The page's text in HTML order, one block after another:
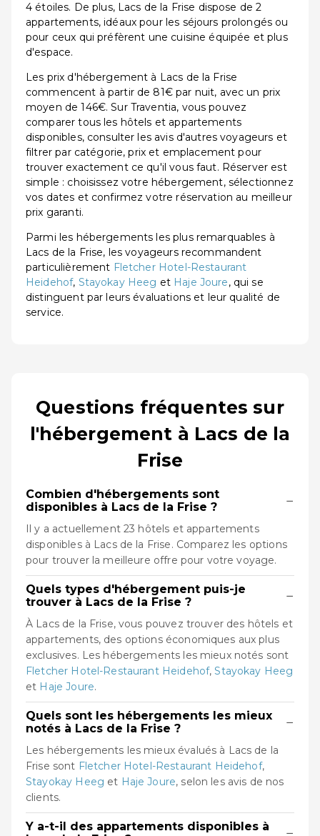
4 étoiles. De plus, Lacs de la Frise dispose de 2
appartements, idéaux pour les séjours prolongés ou
pour ceux qui préfèrent une cuisine équipée et plus
d'espace.
Les prix d'hébergement à Lacs de la Frise
commencent à partir de 81€ par nuit, avec un prix
moyen de 146€. Sur Traventia, vous pouvez
comparer tous les hôtels et appartements
disponibles, consulter les avis d'autres voyageurs et
filtrer par catégorie, prix et emplacement pour
trouver exactement ce qu'il vous faut. Réserver est
simple : choisissez votre hébergement, sélectionnez
vos dates et confirmez votre réservation au meilleur
prix garanti.
Parmi les hébergements les plus remarquables à
Lacs de la Frise, les voyageurs recommandent
particulièrement Fletcher Hotel-Restaurant
Heidehof, Stayokay Heeg et Haje Joure, qui se
distinguent par leurs évaluations et leur qualité de
service.
Questions fréquentes sur
l'hébergement à Lacs de la
Frise
Combien d'hébergements sont
disponibles à Lacs de la Frise ?
−
Il y a actuellement 23 hôtels et appartements
disponibles à Lacs de la Frise. Comparez les options
pour trouver la meilleure offre pour votre voyage.
Quels types d'hébergement puis-je
trouver à Lacs de la Frise ?
−
À Lacs de la Frise, vous pouvez trouver des hôtels et
appartements, des options économiques aux plus
exclusives. Les hébergements les mieux notés sont
Fletcher Hotel-Restaurant Heidehof,Stayokay Heeg
et Haje Joure.
Quels sont les hébergements les mieux
notés à Lacs de la Frise ?
−
Les hébergements les mieux évalués à Lacs de la
Frise sont Fletcher Hotel-Restaurant Heidehof,
Stayokay Heeg et Haje Joure, selon les avis de nos
clients.
Y a-t-il des appartements disponibles à